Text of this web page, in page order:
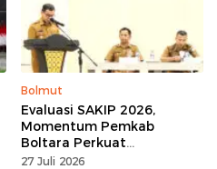
Bolmut
Evaluasi SAKIP 2026,
Momentum Pemkab
Boltara Perkuat
Akuntabilitas dan Kinerja
27 Juli 2026